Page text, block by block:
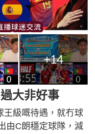
+14
大非好事
王級嘅待遇，就冇球
由C朗穩定球隊，減